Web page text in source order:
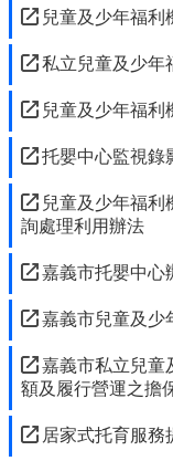
市
府
社
會
處
FB
兒童及少年福利
私立兒童及少年
兒童及少年福利
托嬰中心監視錄
兒童及少年福利
詢處理利用辦法
嘉義市托嬰中心
嘉義市兒童及少
嘉義市私立兒童
額及履行營運之擔
居家式托育服務